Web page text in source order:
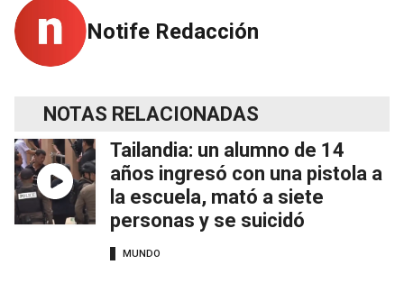
Notife Redacción
NOTAS RELACIONADAS
Tailandia: un alumno de 14
años ingresó con una pistola a
la escuela, mató a siete
personas y se suicidó
MUNDO